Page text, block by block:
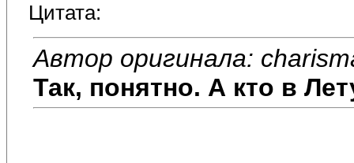
Цитата:
Автор оригинала:
Так, понятно. А кто в